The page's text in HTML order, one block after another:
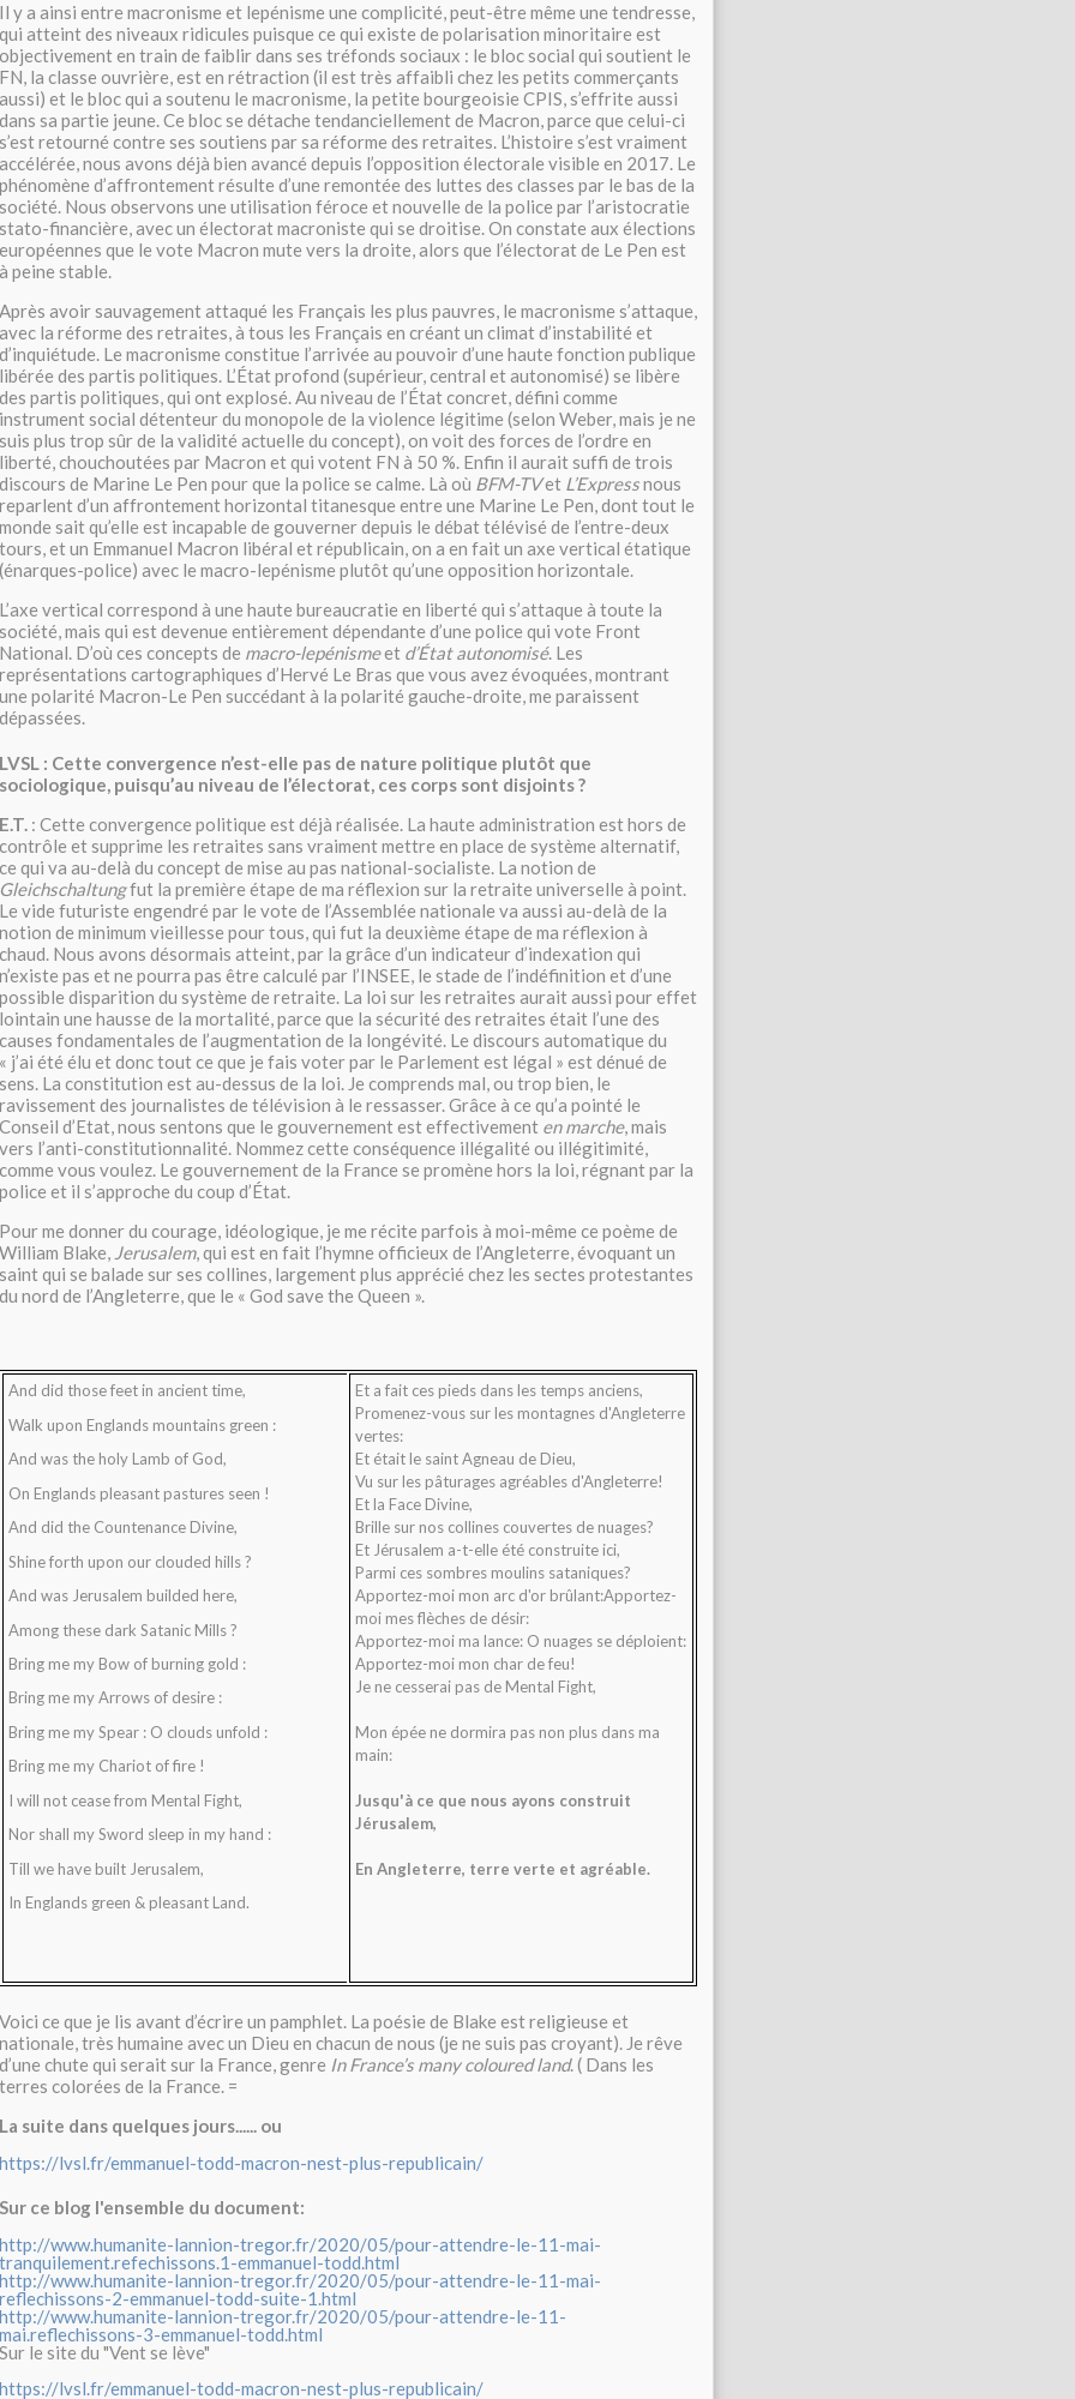
Il y a ainsi entre macronisme et lepénisme une complicité, peut-être même une tendresse,
qui atteint des niveaux ridicules puisque ce qui existe de polarisation minoritaire est
objectivement en train de faiblir dans ses tréfonds sociaux : le bloc social qui soutient le
FN, la classe ouvrière, est en rétraction (il est très affaibli chez les petits commerçants
aussi) et le bloc qui a soutenu le macronisme, la petite bourgeoisie CPIS, s’effrite aussi
dans sa partie jeune. Ce bloc se détache tendanciellement de Macron, parce que celui-ci
s’est retourné contre ses soutiens par sa réforme des retraites. L’histoire s’est vraiment
accélérée, nous avons déjà bien avancé depuis l’opposition électorale visible en 2017. Le
phénomène d’affrontement résulte d’une remontée des luttes des classes par le bas de la
société. Nous observons une utilisation féroce et nouvelle de la police par l’aristocratie
stato-financière, avec un électorat macroniste qui se droitise. On constate aux élections
européennes que le vote Macron mute vers la droite, alors que l’électorat de Le Pen est
à peine stable.
Après avoir sauvagement attaqué les Français les plus pauvres, le macronisme s’attaque,
avec la réforme des retraites, à tous les Français en créant un climat d’instabilité et
d’inquiétude. Le macronisme constitue l’arrivée au pouvoir d’une haute fonction publique
libérée des partis politiques. L’État profond (supérieur, central et autonomisé) se libère
des partis politiques, qui ont explosé. Au niveau de l’État concret, défini comme
instrument social détenteur du monopole de la violence légitime (selon Weber, mais je ne
suis plus trop sûr de la validité actuelle du concept), on voit des forces de l’ordre en
liberté, chouchoutées par Macron et qui votent FN à 50 %. Enfin il aurait suffi de trois
discours de Marine Le Pen pour que la police se calme. Là où BFM-TVet L’Expressnous
reparlent d’un affrontement horizontal titanesque entre une Marine Le Pen, dont tout le
monde sait qu’elle est incapable de gouverner depuis le débat télévisé de l’entre-deux
tours, et un Emmanuel Macron libéral et républicain, on a en fait un axe vertical étatique
(énarques-police) avec le macro-lepénisme plutôt qu’une opposition horizontale.
L’axe vertical correspond à une haute bureaucratie en liberté qui s’attaque à toute la
société, mais qui est devenue entièrement dépendante d’une police qui vote Front
National. D’où ces concepts de macro-lepénismeet d’État autonomisé. Les
représentations cartographiques d’Hervé Le Bras que vous avez évoquées, montrant
une polarité Macron-Le Pen succédant à la polarité gauche-droite, me paraissent
dépassées.
LVSL : Cette convergence n’est-elle pas de nature politique plutôt que
sociologique, puisqu’au niveau de l’électorat, ces corps sont disjoints ?
E.T. : Cette convergence politique est déjà réalisée. La haute administration est hors de
contrôle et supprime les retraites sans vraiment mettre en place de système alternatif,
ce qui va au-delà du concept de mise au pas national-socialiste. La notion de
Gleichschaltungfut la première étape de ma réflexion sur la retraite universelle à point.
Le vide futuriste engendré par le vote de l’Assemblée nationale va aussi au-delà de la
notion de minimum vieillesse pour tous, qui fut la deuxième étape de ma réflexion à
chaud. Nous avons désormais atteint, par la grâce d’un indicateur d’indexation qui
n’existe pas et ne pourra pas être calculé par l’INSEE, le stade de l’indéfinition et d’une
possible disparition du système de retraite. La loi sur les retraites aurait aussi pour effet
lointain une hausse de la mortalité, parce que la sécurité des retraites était l’une des
causes fondamentales de l’augmentation de la longévité. Le discours automatique du
« j’ai été élu et donc tout ce que je fais voter par le Parlement est légal » est dénué de
sens. La constitution est au-dessus de la loi. Je comprends mal, ou trop bien, le
ravissement des journalistes de télévision à le ressasser. Grâce à ce qu’a pointé le
Conseil d’Etat, nous sentons que le gouvernement est effectivement en marche, mais
vers l’anti-constitutionnalité. Nommez cette conséquence illégalité ou illégitimité,
comme vous voulez. Le gouvernement de la France se promène hors la loi, régnant par la
police et il s’approche du coup d’État.
Pour me donner du courage, idéologique, je me récite parfois à moi-même ce poème de
William Blake, Jerusalem, qui est en fait l’hymne officieux de l’Angleterre, évoquant un
saint qui se balade sur ses collines, largement plus apprécié chez les sectes protestantes
du nord de l’Angleterre, que le « God save the Queen ».
And did those feet in ancient time,
Walk upon Englands mountains green :
And was the holy Lamb of God,
On Englands pleasant pastures seen !
And did the Countenance Divine,
Shine forth upon our clouded hills ?
And was Jerusalem builded here,
Among these dark Satanic Mills ?
Bring me my Bow of burning gold :
Bring me my Arrows of desire :
Bring me my Spear : O clouds unfold :
Bring me my Chariot of fire !
I will not cease from Mental Fight,
Nor shall my Sword sleep in my hand :
Till we have built Jerusalem,
In Englands green & pleasant Land.
Et a fait ces pieds dans les temps anciens,
Promenez-vous sur les montagnes d'Angleterre
vertes:
Et était le saint Agneau de Dieu,
Vu sur les pâturages agréables d'Angleterre!
Et la Face Divine,
Brille sur nos collines couvertes de nuages?
Et Jérusalem a-t-elle été construite ici,
Parmi ces sombres moulins sataniques?
Apportez-moi mon arc d'or brûlant:Apportez-
moi mes flèches de désir:
Apportez-moi ma lance: O nuages se déploient:
Apportez-moi mon char de feu!
Je ne cesserai pas de Mental Fight,
Mon épée ne dormira pas non plus dans ma
main:
Jusqu'à ce que nous ayons construit
Jérusalem,
En Angleterre, terre verte et agréable.
Voici ce que je lis avant d’écrire un pamphlet. La poésie de Blake est religieuse et
nationale, très humaine avec un Dieu en chacun de nous (je ne suis pas croyant). Je rêve
d’une chute qui serait sur la France, genre In France’s many coloured land. ( Dans les
terres colorées de la France. =
La suite dans quelques jours...... ou
https://lvsl.fr/emmanuel-todd-macron-nest-plus-republicain/
Sur ce blog l'ensemble du document:
http://www.humanite-lannion-tregor.fr/2020/05/pour-attendre-le-11-mai-
tranquilement.refechissons.1-emmanuel-todd.html
http://www.humanite-lannion-tregor.fr/2020/05/pour-attendre-le-11-mai-
reflechissons-2-emmanuel-todd-suite-1.html
http://www.humanite-lannion-tregor.fr/2020/05/pour-attendre-le-11-
mai.reflechissons-3-emmanuel-todd.html
Sur le site du "Vent se lève"
https://lvsl.fr/emmanuel-todd-macron-nest-plus-republicain/